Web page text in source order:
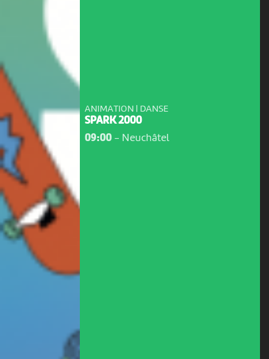
ANIMATION | DANSE
SPARK 2000
09:00- Neuchâtel